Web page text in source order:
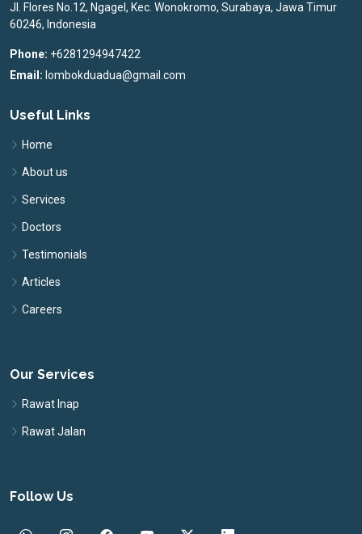
Jl. Flores No.12, Ngagel, Kec. Wonokromo, Surabaya, Jawa Timur
60246, Indonesia
Phone: +6281294947422
Email: lombokduadua@gmail.com
Useful Links
Home
About us
Services
Doctors
Testimonials
Articles
Careers
Our Services
Rawat Inap
Rawat Jalan
Follow Us